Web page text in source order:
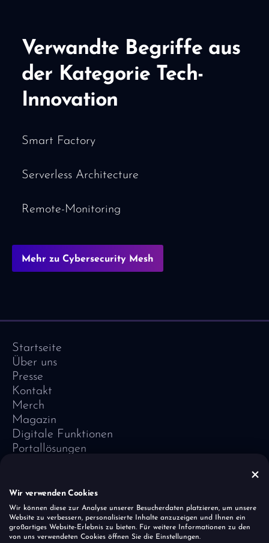
Verwandte Begriffe aus
der Kategorie Tech-
Innovation
Smart Factory
Serverless Architecture
Remote-Monitoring
Mehr zu Cybersecurity Mesh
Startseite
Über uns
Presse
Kontakt
Merch
Magazin
Digitale Funktionen
Portallösungen
Vivid Vision
Impressum
Datenschutz
Cookies
Wir verwenden Cookies
Wir können diese zur Analyse unserer Besucherdaten platzieren, um unsere
Website zu verbessern, personalisierte Inhalte anzuzeigen und Ihnen ein
großartiges Website-Erlebnis zu bieten. Für weitere Informationen zu den
von uns verwendeten Cookies öffnen Sie die Einstellungen.